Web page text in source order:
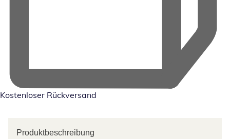
Kostenloser Rückversand
Produktbeschreibung